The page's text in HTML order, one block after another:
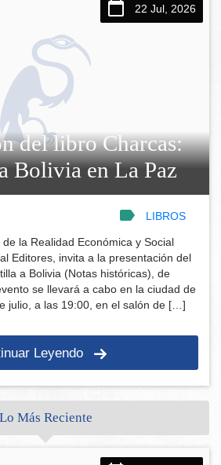
22 Jul, 2026
del libro Charcas:
Bolivia en La Paz
LIBROS
la Realidad Económica y Social
Editores, invita a la presentación del
a Bolivia (Notas históricas), de
se llevará a cabo en la ciudad de
julio, a las 19:00, en el salón de […]
Leyendo
Lo Más Reciente